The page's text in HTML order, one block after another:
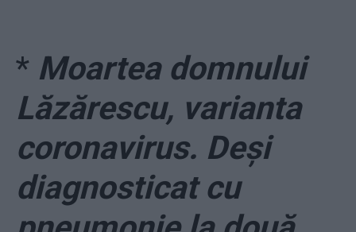
* Moartea domnului
Lăzărescu, varianta
coronavirus. Deși
diagnosticat cu